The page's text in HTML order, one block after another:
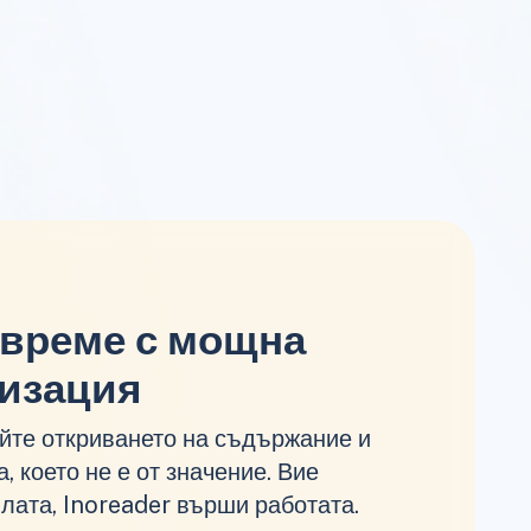
с мощна
откриването на съдържание и
което не е от значение. Вие
Inoreader върши работата.